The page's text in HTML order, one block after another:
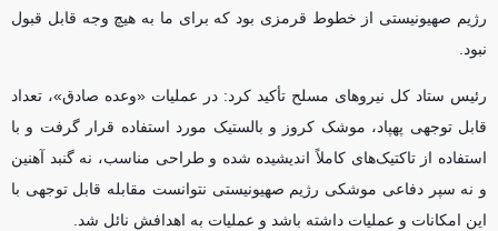
رژیم صهیونیستی از خطوط قرمزی بود که برای ما به هیچ وجه قابل قبول
نبود.
رئیس ستاد کل نیرو‌های مسلح تأکید کرد: در عملیات «وعده صادق»، تعداد
قابل توجهی پهپاد، موشک کروز و بالستیک مورد استفاده قرار گرفت و با
استفاده از تاکتیک‌های کاملاً اندیشیده شده و طراحی مناسب، نه گنبد آهنین
و نه سپر دفاعی موشکی رژیم صهیونیستی نتوانست مقابله قابل توجهی با
این امکانات و عملیات داشته باشد و عملیات به اهدافش نائل شد.